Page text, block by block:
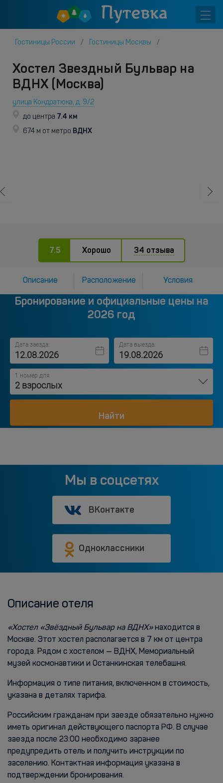
Гостиницы России Гостиницы Москвы
Хостел Звездный Бульвар на
ВДНХ (Москва)
улица Кондратюка, д. 9/2
до центра 7.4 км
674 м от метро ВДНХ
7.5 Хорошо 34 отзыва
Описание Расположение Условия
Бронирование и официальные цены на
2026 год
Дата заезда: Дата выезда:
1 номер для
2 взрослых
Найти
Мы в соцсетях
ВКонтакте
Одноклассники
Описание отеля
«Хостел «Звёздный Бульвар на ВДНХ»находится в
Москве. Этот хостел располагается в 7 км от центра
города. Рядом с хостелом — ВДНХ, Мемориальный
музей космонавтики и Останкинская телебашня.
Информация о типе питания, включенном в стоимость,
указана в деталях тарифа.
Российским гражданам при заезде обязательно нужно
иметь оригинал действующего паспорта РФ. В случае
заезда после 23:00 необходимо заранее
предупредить отель и получить инструкции по
заселению. Контактная информация указана в
подтверждении бронирования.